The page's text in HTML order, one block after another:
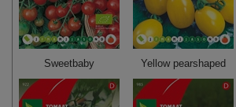
Sweetbaby Yellow pearshaped